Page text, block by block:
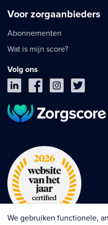
Voor zorgaanbieders
Abonnementen
Wat is mijn score?
Volg ons
We gebruiken functionele,